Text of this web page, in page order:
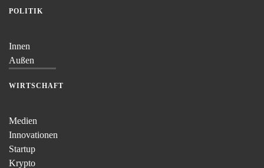
POLITIK
Innen
Außen
WIRTSCHAFT
Medien
Innovationen
Startup
Krypto